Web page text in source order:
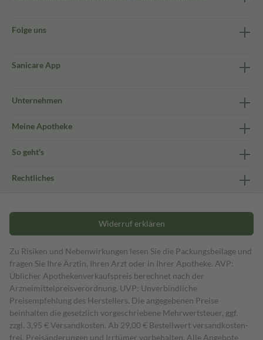
Folge uns
Sanicare App
Unternehmen
Meine Apotheke
So geht's
Rechtliches
Widerruf erklären
Zu Risiken und Nebenwirkungen lesen Sie die Packungsbeilage und
fragen Sie Ihre Ärztin, Ihren Arzt oder in Ihrer Apotheke. AVP:
Üblicher Apothekenverkaufspreis berechnet nach der
Arzneimittelpreisverordnung. UVP: Unverbindliche
Preisempfehlung des Herstellers. Die angegebenen Preise
beinhalten die gesetzlich vorgeschriebene Mehrwertsteuer, ggf.
zzgl. 3,95 € Versandkosten. Ab 29,00 € Bestell­wert versand­kosten­
frei. Preisänderungen und Irrtümer vorbehalten. Alle Angebote